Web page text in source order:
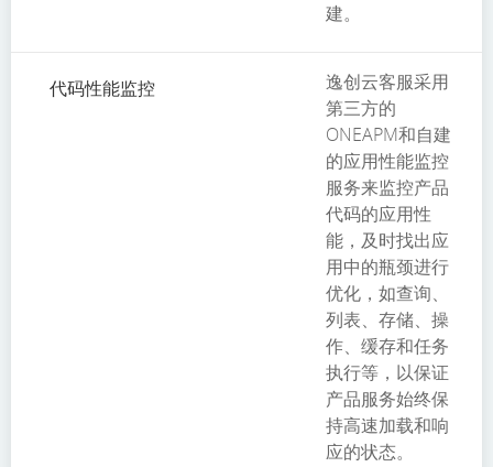
建。
代码性能监控
逸创云客服采用
第三方的
ONEAPM和自建
的应用性能监控
服务来监控产品
代码的应用性
能，及时找出应
用中的瓶颈进行
优化，如查询、
列表、存储、操
作、缓存和任务
执行等，以保证
产品服务始终保
持高速加载和响
应的状态。